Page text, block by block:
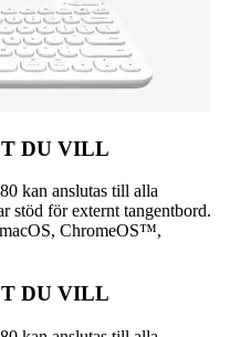
DU VILL
kan anslutas till alla
stöd för externt tangentbord.
ChromeOS™,
DU VILL